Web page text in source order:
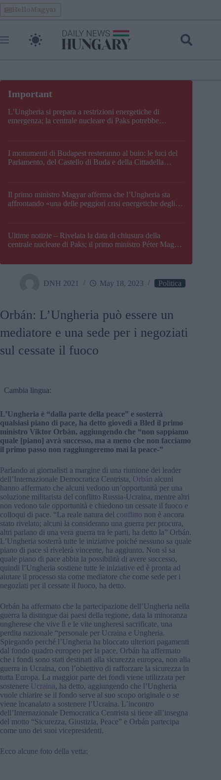
Skip
to
content
HelloMagyar
L’Ungheria si prepara a restrizioni energetiche di
emergenza; la centrale nucleare di Paks potrebbe
I monumenti di Budapest resteranno al buio: le luci del
Parlamento, del Castello di Buda e della Cittadella
Il primo ministro Magyar afferma che l’Ungheria sta
affrontando «una delle peggiori crisi energetiche degli
Ultime notizie – Rivelata la data di chiusura della
centrale nucleare di Paks; il primo ministro Péter Magyar
DNH 2021 May 18, 2023 Politica
Orbán: L’Ungheria può essere un
mediatore e una sede per i negoziati
sul cessate il fuoco
Cambia lingua:
L’Ungheria è “dalla parte della peace” e sosterrà
qualsiasi piano di pace, ha detto giovedì a Bled il primo
ministro Viktor Orbán, aggiungendo che “non sappiamo
quale [piano] avrà successo, ma a meno che non facciamo
il primo passo non raggiungeremo mai la peace-”
Parlando ai giornalisti a margine di una riunione dei leader
dell’Internazionale Democratica Centrista, Orbán alcuni
hanno affermato che alcuni vedono un’opportunità per una
soluzione militarista del conflitto Russia-Ucraina, mentre altri
non vedono tale opportunità e chiedono un cessate il fuoco e
colloqui di pace. “La reale natura del conflitto non è ancora
stato rivelato; alcuni la considerano una guerra per procura,
altri parlano di una vera guerra tra le parti, ha detto la” Orbán.
L’Ungheria sosterrà tutte le iniziative poiché nessuno sa quale
piano di pace si rivelerà vincente, ha aggiunto. Non si sa
quale piano di pace abbia la possibilità di avere successo,
quindi l’Ungheria sostiene tutte le iniziative ed è pronta ad
aiutare il processo sia come mediatore che come sede per i
negoziati per il cessate il fuoco, ha detto.
Orbán ha affermato che la partecipazione dell’Ungheria nella
guerra la distingue dai paesi della regione, data la minoranza
ungherese che vive lì e le vite ungheresi sacrificate, una
perdita nazionale “personale per Ucraina e Ungheria.
Spiegando perché l’Ungheria ha bloccato ulteriori pagamenti
dal fondo quadro europeo per la pace, Orbán ha affermato
che i fondi sono stati destinati alla sicurezza europea, non alla
guerra in Ucraina, con l’obiettivo di rafforzare la sicurezza in
tutta Europa. La maggior parte dei fondi viene utilizzata per
sostenere Ucraina, ha detto, aggiungendo che l’Ungheria
vuole chiarire se il fondo serve al suo scopo originale o se
viene incanalato a sostenere l’Ucraina. L’incontro
dell’Internazionale Democratica Centrista si tiene all’insegna
del motto “Sicurezza, Giustizia, Peace” e Orbán partecipa
come uno dei suoi vicepresidenti.
Ecco alcune foto della vetta: